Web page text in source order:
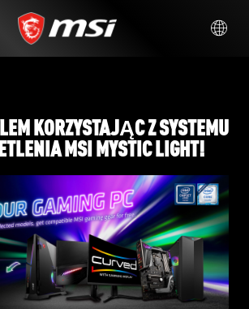
KORZYSTAJĄC Z SYSTEMU
MSI MYSTIC LIGHT!